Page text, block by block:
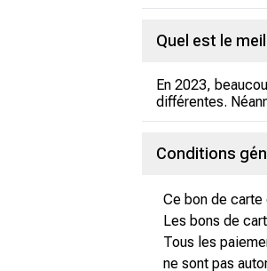
Quel est le
En 2023,
différentes.
Conditions
Ce bon de
Les bons de
Tous les
ne sont pas